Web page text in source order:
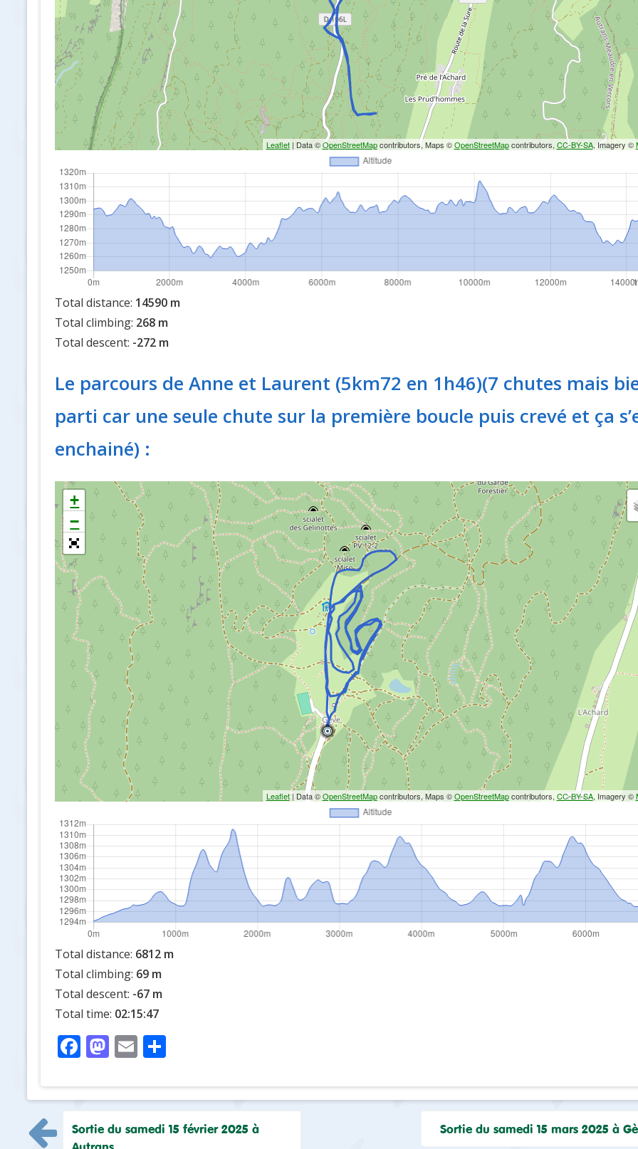
Leaflet| Data ©OpenStreetMapcontributors, Maps ©OpenStreetMapcontributors, CC-BY-SA, Imagery ©
Total distance: 14590 m
Total climbing: 268 m
Total descent: -272 m
Le parcours de Anne et Laurent (5km72 en 1h46)(7 chutes mais
parti car une seule chute sur la première boucle puis crevé et ça
enchainé) :
+
−
Leaflet| Data ©OpenStreetMapcontributors, Maps ©OpenStreetMapcontributors, CC-BY-SA, Imagery ©
Total distance: 6812 m
Total climbing: 69 m
Total descent: -67 m
Total time: 02:15:47
F
e
b
o
M
to
d
o
E
ai
l
ta
g
er
Navigation
Sortie du samedi 15 février 2025 à
Sortie du samedi 15 mars 2025 à